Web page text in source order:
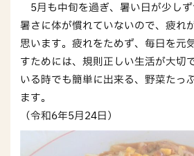
5月も中旬を過ぎ、暑い日が少しず
暑さに体が慣れていないので、疲れ
思います。疲れをためず、毎日を元
すためには、規則正しい生活が大切
いる時でも簡単に出来る、野菜たっ
ます。
（令和6年5月24日）